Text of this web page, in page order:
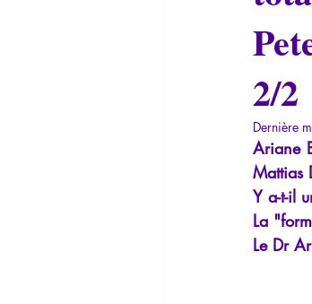
Conférences
2/2
Dernière
Ariane
Mattias
Y a-t-il
La
Le Dr